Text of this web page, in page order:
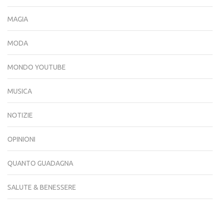
MAGIA
MODA
MONDO YOUTUBE
MUSICA
NOTIZIE
OPINIONI
QUANTO GUADAGNA
SALUTE & BENESSERE